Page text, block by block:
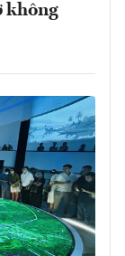
không